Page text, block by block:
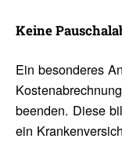
Keine
Ein besonderes
beenden. Diese
ein